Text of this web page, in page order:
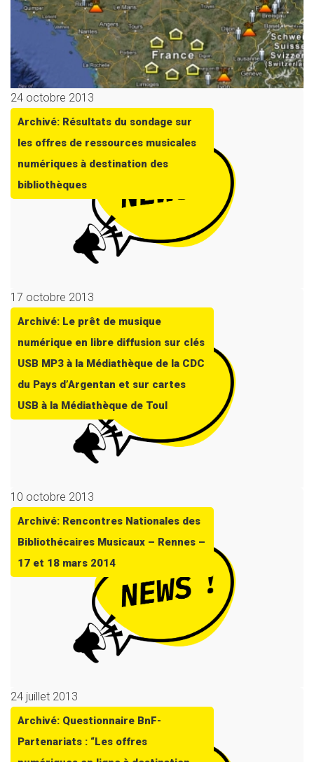
24 octobre 2013
Archivé: Résultats du sondage sur
les offres de ressources musicales
numériques à destination des
bibliothèques
17 octobre 2013
Archivé: Le prêt de musique
numérique en libre diffusion sur clés
USB MP3 à la Médiathèque de la CDC
du Pays d’Argentan et sur cartes
USB à la Médiathèque de Toul
10 octobre 2013
Archivé: Rencontres Nationales des
Bibliothécaires Musicaux – Rennes –
17 et 18 mars 2014
24 juillet 2013
Archivé: Questionnaire BnF-
Partenariats : “Les offres